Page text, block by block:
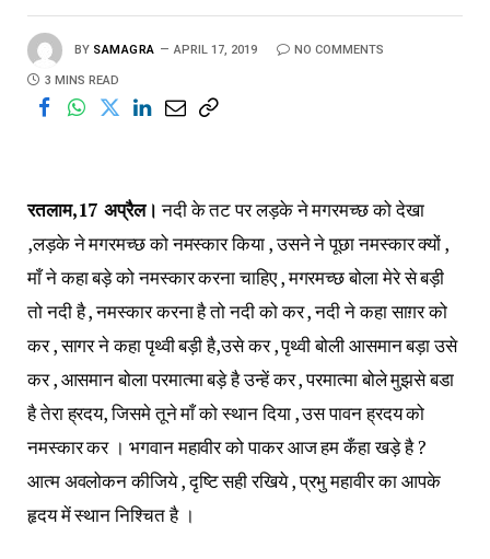
BY SAMAGRA APRIL 17, 2019 NO COMMENTS
3 MINS READ
रतलाम,17 अप्रैल। नदी के तट पर लड़के ने मगरमच्छ को देखा
,लड़के ने मगरमच्छ को नमस्कार किया , उसने ने पूछा नमस्कार क्यों ,
माँ ने कहा बड़े को नमस्कार करना चाहिए , मगरमच्छ बोला मेरे से बड़ी
तो नदी है , नमस्कार करना है तो नदी को कर , नदी ने कहा साग़र को
कर , सागर ने कहा पृथ्वी बड़ी है,उसे कर , पृथ्वी बोली आसमान बड़ा उसे
कर , आसमान बोला परमात्मा बड़े है उन्हें कर , परमात्मा बोले मुझसे बडा
है तेरा ह्रदय, जिसमे तूने माँ को स्थान दिया , उस पावन ह्रदय को
नमस्कार कर । भगवान महावीर को पाकर आज हम कँहा खड़े है ?
आत्म अवलोकन कीजिये , दृष्टि सही रखिये , प्रभु महावीर का आपके
हृदय में स्थान निश्चित है ।